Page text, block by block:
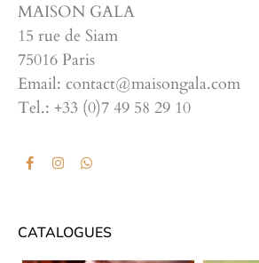
MAISON GALA
15 rue de Siam
75016 Paris
Email: contact@maisongala.com
Tel.: +33 (0)7 49 58 29 10
CATALOGUES